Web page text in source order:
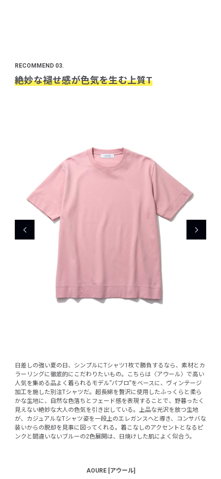
RECOMMEND 03.
絶妙な褪せ感が色気を生む上質T
日差しの強い夏の日、シンプルにTシャツ1枚で勝負するなら、素材とカ
ラーリングに徹底的にこだわりたいもの。こちらは〈アウール〉で高い
人気を集める品よく着られるモデル”パブロ”をベースに、ヴィンテージ
加工を施した別注Tシャツだ。超長綿を贅沢に使用したふっくらと柔ら
かな生地に、自然な色落ちとフェード感を表現することで、野暮ったく
見えない絶妙な大人の色気を引き出している。上品な光沢を放つ生地
が、カジュアルなTシャツ姿を一段上のエレガンスへと導き、コンサバな
装いからの脱却を見事に図ってくれる。着こなしのアクセントとなるピ
ンクと間違いないブルーの2色展開は、日焼けした肌によく似合う。
AOURE [アウール]